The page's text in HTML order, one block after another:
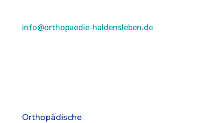
info@orthopaedie-haldensleben.de
Orthopädische